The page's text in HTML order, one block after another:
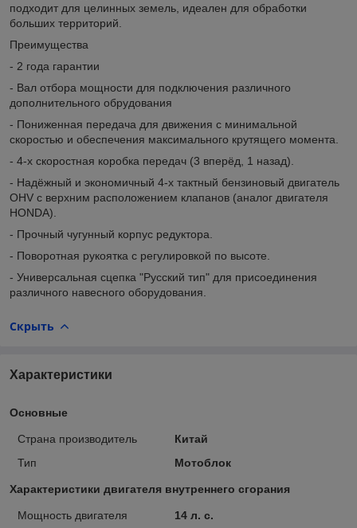
подходит для целинных земель, идеален для обработки
больших территорий.
Преимущества
- 2 года гарантии
- Вал отбора мощности для подключения различного
дополнительного обрудования
- Пониженная передача для движения с минимальной
скоростью и обеспечения максимального крутящего момента.
- 4-х скоростная коробка передач (3 вперёд, 1 назад).
- Надёжный и экономичный 4-х тактный бензиновый двигатель
OHV с верхним расположением клапанов (аналог двигателя
HONDA).
- Прочный чугунный корпус редуктора.
- Поворотная рукоятка с регулировкой по высоте.
- Универсальная сцепка "Русский тип" для присоединения
различного навесного оборудования.
Скрыть
Характеристики
Основные
Страна производитель
Китай
Тип
Мотоблок
Характеристики двигателя внутреннего сгорания
Мощность двигателя 14 л. с.